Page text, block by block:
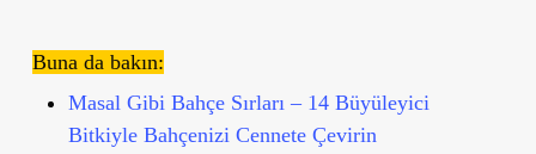
Buna da bakın:
Masal Gibi Bahçe Sırları – 14 Büyüleyici
Bitkiyle Bahçenizi Cennete Çevirin